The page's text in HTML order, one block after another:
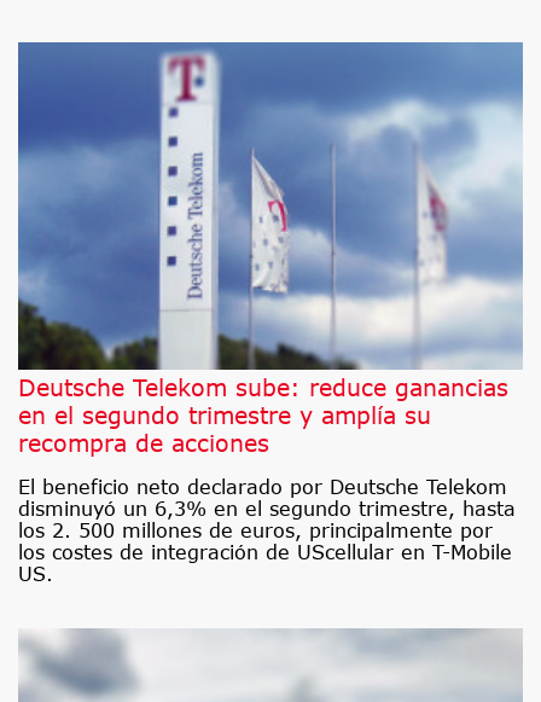
Deutsche Telekom sube: reduce ganancias
en el segundo trimestre y amplía su
recompra de acciones
El beneficio neto declarado por Deutsche Telekom
disminuyó un 6,3% en el segundo trimestre, hasta
los 2. 500 millones de euros, principalmente por
los costes de integración de UScellular en T-Mobile
US.